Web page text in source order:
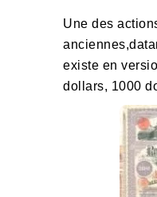
Une des
existe en
dollars, 1000